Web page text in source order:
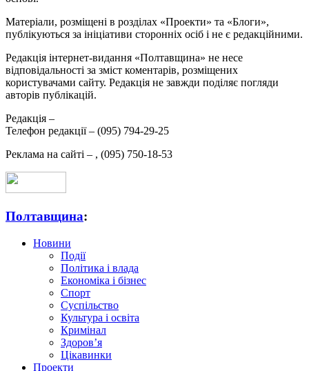
Матеріали, розміщені в розділах «Проекти» та «Блоги»,
публікуються за ініціативи сторонніх осіб і не є редакційними.
Редакція інтернет-видання «Полтавщина» не несе
відповідальності за зміст коментарів, розміщених
користувачами сайту. Редакція не завжди поділяє погляди
авторів публікацій.
Редакція –
Телефон редакції – (095) 794-29-25
Реклама на сайті – , (095) 750-18-53
Полтавщина:
Новини
Події
Політика і влада
Економіка і бізнес
Спорт
Суспільство
Культура і освіта
Кримінал
Здоров’я
Цікавинки
Проекти